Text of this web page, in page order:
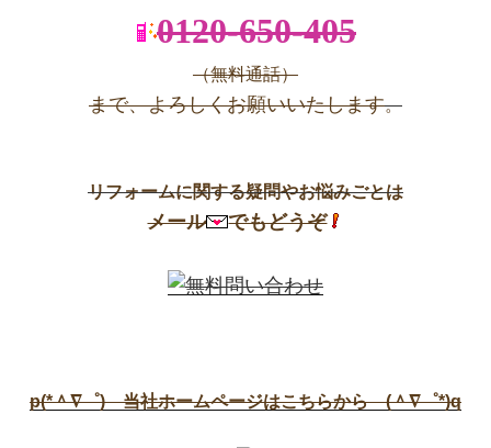
0120-650-405
（無料通話）
まで、よろしくお願いいたします。
リフォームに関する疑問やお悩みごとは
メール でもどうぞ
p(*＾∇゜) 当社ホームページはこちらから (＾∇゜*)q